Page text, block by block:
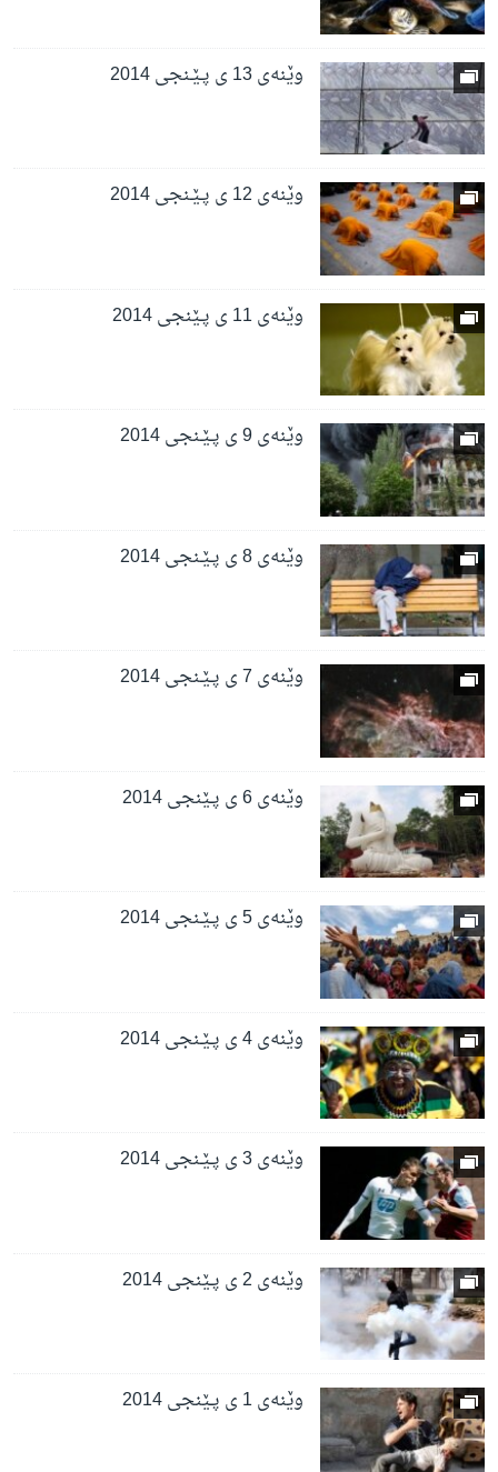
وێنه‌ی 13 ی پـێـنجی 2014
وێنه‌ی 12 ی پـێـنجی 2014
وێنه‌ی 11 ی پـێنجی 2014
وێنه‌ی 9 ی پـێـنجی 2014
وێنه‌ی 8 ی پـێـنجی 2014
وێنه‌ی 7 ی پـێـنجی 2014
وێنه‌ی 6 ی پـێنجی 2014
وێنه‌ی 5 ی پـێـنجی 2014
وێنه‌ی 4 ی پـێـنجی 2014
وێنه‌ی 3 ی پـێـنجی 2014
وێنه‌ی 2 ی پـێنجی 2014
وێنه‌ی 1 ی پـێنجی 2014